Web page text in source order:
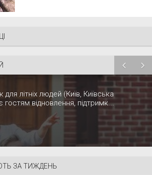
літніх людей (Київ, Київська
гостям відновлення, підтримк...
ЗА ТИЖДЕНЬ